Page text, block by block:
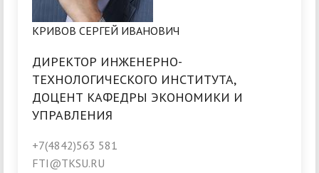
КРИВОВ СЕРГЕЙ ИВАНОВИЧ
ДИРЕКТОР ИНЖЕНЕРНО-
ТЕХНОЛОГИЧЕСКОГО ИНСТИТУТА,
ДОЦЕНТ КАФЕДРЫ ЭКОНОМИКИ И
УПРАВЛЕНИЯ
+7(4842)563 581
FTI@TKSU.RU